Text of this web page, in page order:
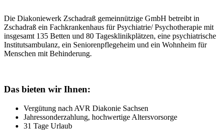
Die Diakoniewerk Zschadraß gemeinnützige GmbH betreibt in
Zschadraß ein Fachkrankenhaus für Psychiatrie/ Psychotherapie mit
insgesamt 135 Betten und 80 Tagesklinikplätzen, eine psychiatrische
Institutsambulanz, ein Seniorenpflegeheim und ein Wohnheim für
Menschen mit Behinderung.
Das bieten wir Ihnen:
Vergütung nach AVR Diakonie Sachsen
Jahressonderzahlung, hochwertige Altersvorsorge
31 Tage Urlaub